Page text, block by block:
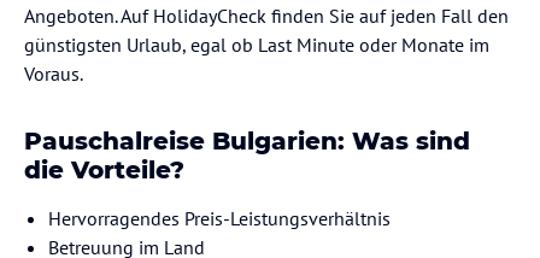
Angeboten. Auf HolidayCheck finden Sie auf jeden Fall den
günstigsten Urlaub, egal ob Last Minute oder Monate im
Voraus.
Pauschalreise Bulgarien: Was sind
die Vorteile?
Hervorragendes Preis-Leistungsverhältnis
Betreuung im Land